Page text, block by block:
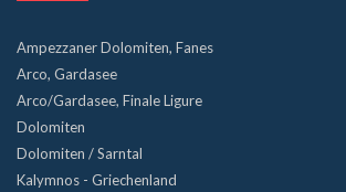
Ampezzaner Dolomiten, Fanes
Arco, Gardasee
Arco/Gardasee, Finale Ligure
Dolomiten
Dolomiten / Sarntal
Kalymnos - Griechenland